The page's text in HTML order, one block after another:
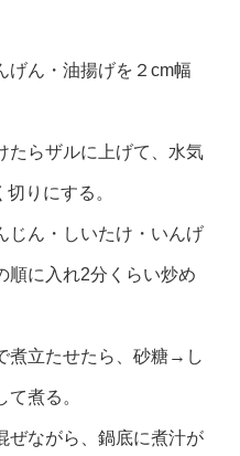
ん・油揚げを２cm幅
らザルに上げて、水気
りにする。
ん・しいたけ・いんげ
に入れ2分くらい炒め
立たせたら、砂糖→し
煮る。
ながら、鍋底に煮汁が